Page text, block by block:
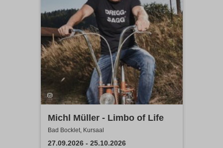
Michl Müller - Limbo of Life
Bad Bocklet, Kursaal
27.09.2026 - 25.10.2026